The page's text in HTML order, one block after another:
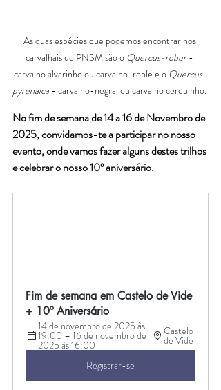
As duas espécies que podemos encontrar nos
carvalhais do PNSM são o Quercus-robur -
carvalho alvarinho ou carvalho-roble e o Quercus-
pyrenaica - carvalho-negral ou carvalho cerquinho.
No fim de semana de 14 a 16 de Novembro de
2025, convidamos-te a participar no nosso
evento, onde vamos fazer alguns destes trilhos
e celebrar o nosso 10º aniversário.
Fim de semana em Castelo de Vide
+ 10º Aniversário
14 de novembro de 2025 às
19:00 – 16 de novembro de
2025 às 16:00
Castelo
de Vide
Registrar-se